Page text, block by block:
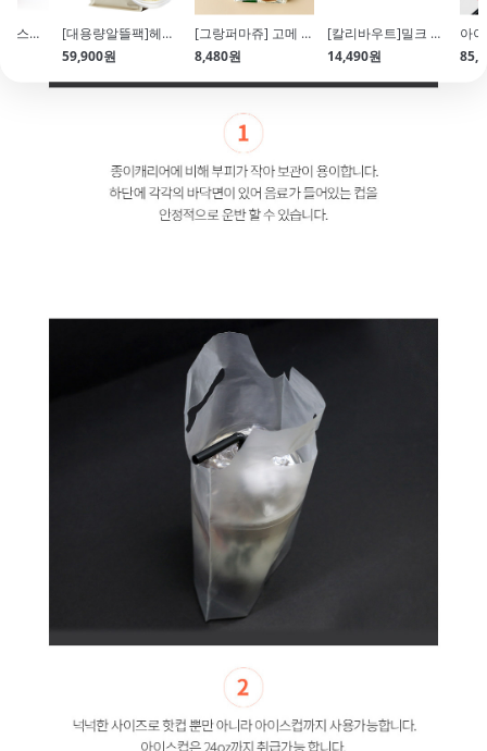
[엘르앤비르]마스카포네치즈(1kg\/테트라팩)
[대용량알뜰팩]헤이즐넛가루(헤즐넛가루\/Hazelnut\/1kg)
59,900원
[그랑퍼마쥬] 고메 발효버터(200g\/가염\/냉동\/프랑스)
8,480원
[칼리바우트]밀크 커버춰초콜릿 33.6%(400g\/커버처)
14,490원